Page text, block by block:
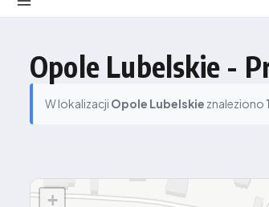
Opole Lubelskie -
W lokalizacji Opole Lubelskie znaleziono 1
+